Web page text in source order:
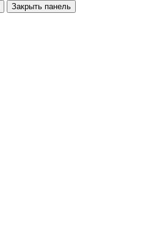
Закрыть панель